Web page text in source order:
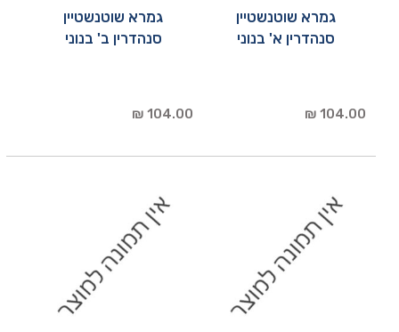
גמרא שוטנשטיין
סנהדרין א' בנוני
104.00 ₪
גמרא שוטנשטיין
סנהדרין ב' בנוני
104.00 ₪